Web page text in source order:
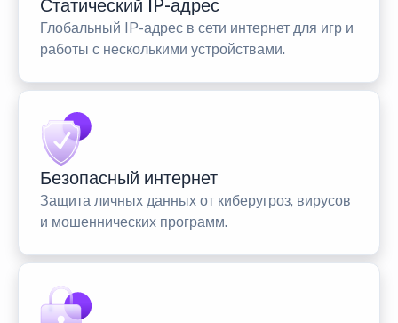
Статический IP-адрес
Глобальный IP-адрес в сети интернет для игр и
работы с несколькими устройствами.
Безопасный интернет
Защита личных данных от киберугроз, вирусов
и мошеннических программ.